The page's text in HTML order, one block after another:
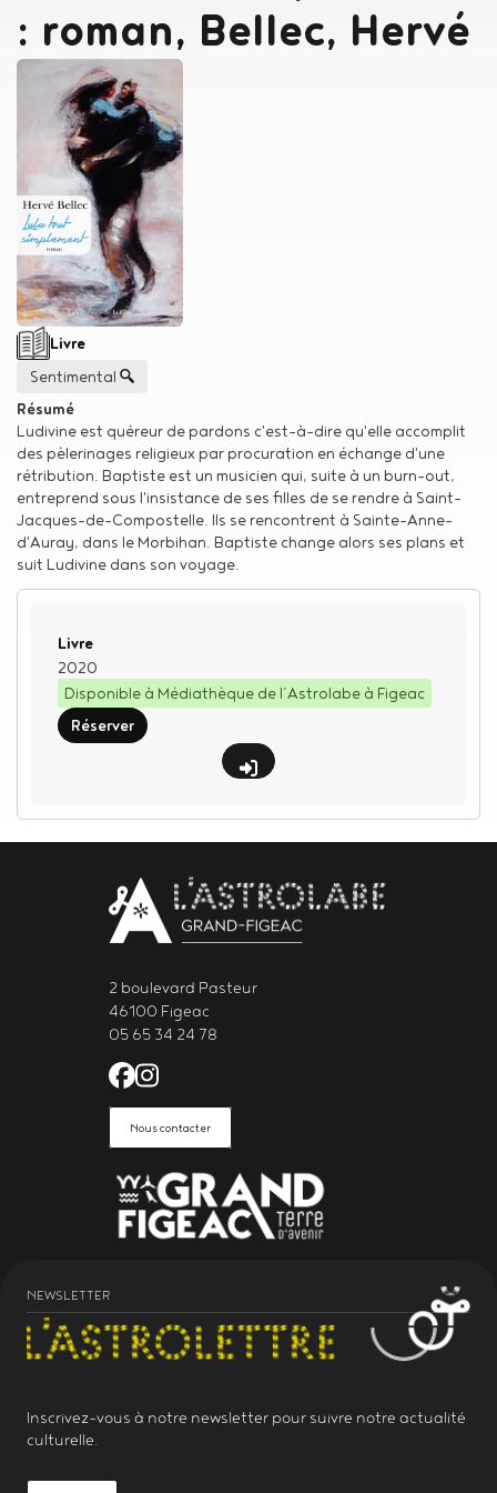
: roman, Bellec, Hervé
Bellec, Hervé
Type de support matériel
Livre
Genre
Sentimental
Résumé
Ludivine est quéreur de pardons c'est-à-dire qu'elle accomplit
des pèlerinages religieux par procuration en échange d'une
rétribution. Baptiste est un musicien qui, suite à un burn-out,
entreprend sous l'insistance de ses filles de se rendre à Saint-
Jacques-de-Compostelle. Ils se rencontrent à Sainte-Anne-
d'Auray, dans le Morbihan. Baptiste change alors ses plans et
suit Ludivine dans son voyage.
Type de support matériel
Livre
2020
Disponible à Médiathèque de l’Astrolabe à Figeac
Réserver
2 boulevard Pasteur
46100 Figeac
05 65 34 24 78
Facebook de l'Astrolabe Grand
Instagram de l'Astrolabe Grand
Nous contacter
NEWSLETTER
Inscrivez-vous à notre newsletter pour suivre notre actualité
culturelle.